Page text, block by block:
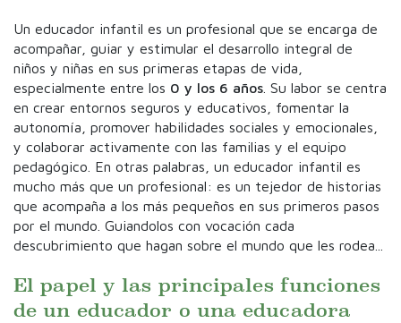
Un educador infantil es un profesional que se encarga de
acompañar, guiar y estimular el desarrollo integral de
niños y niñas en sus primeras etapas de vida,
especialmente entre los 0 y los 6 años . Su labor se centra
en crear entornos seguros y educativos, fomentar la
autonomía, promover habilidades sociales y emocionales,
y colaborar activamente con las familias y el equipo
pedagógico. En otras palabras, un educador infantil es
mucho más que un profesional: es un tejedor de historias
que acompaña a los más pequeños en sus primeros pasos
por el mundo. Guiandolos con vocación cada
descubrimiento que hagan sobre el mundo que les rodea...
El papel y las principales funciones
de un educador o una educadora